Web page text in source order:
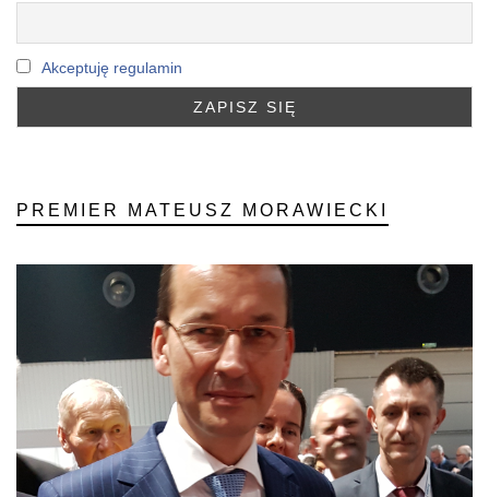
Akceptuję regulamin
PREMIER MATEUSZ MORAWIECKI